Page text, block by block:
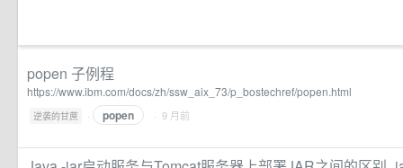
popen 子例程
https://www.ibm.com/docs/zh/ssw_aix_73/p_bostechref/popen.html
逆袭的甘蔗 · popen · 9 月前